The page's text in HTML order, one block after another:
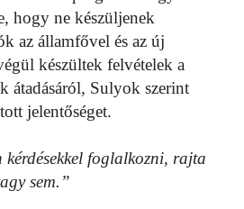
hogy ne készüljenek
az államfővel és az új
készültek felvételek a
átadásáról, Sulyok szerint
jelentőséget.
kérdésekkel foglalkozni, rajta
sem.”